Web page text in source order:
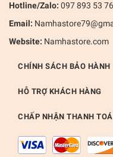
Hotline/Zalo: 097 893 53 76
Email:
Website: Namhastore.com
CHÍNH SÁCH BẢO HÀNH
HỖ TRỢ KHÁCH HÀNG
CHẤP NHẬN THANH